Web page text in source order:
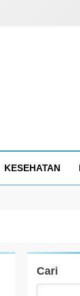
KESEHATAN
Cari